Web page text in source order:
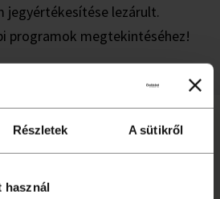
Részletek A sütikről
használ
jegyértékesítése lezárult.
programok megtekintéséhez!
INFORMÁCIÓ
Tagságok